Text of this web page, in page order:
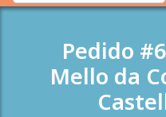
Pedido
Mello da